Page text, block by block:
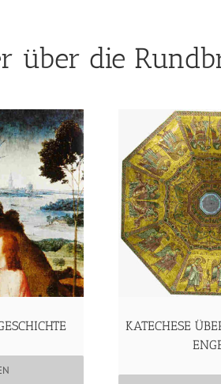
über die
KATECHESE